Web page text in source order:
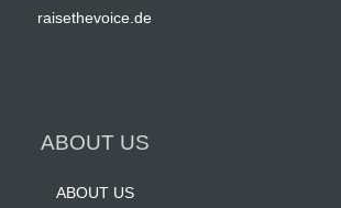
raisethevoice.de
ABOUT US
ABOUT US